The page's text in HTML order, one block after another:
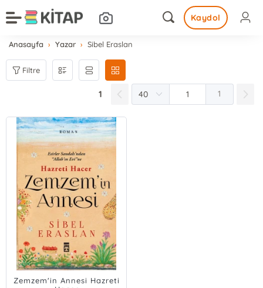
Kaydol
Anasayfa Yazar Sibel Eraslan
Filtre
1 1
Zemzem'in Annesi Hazreti